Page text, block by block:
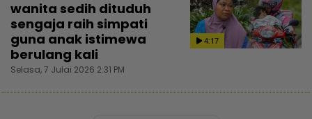
4:17
wanita sedih dituduh
sengaja raih simpati
guna anak istimewa
berulang kali
Selasa, 7 Julai 2026 2:31 PM